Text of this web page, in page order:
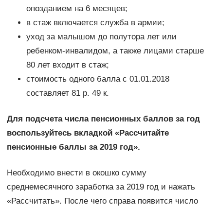
опозданием на 6 месяцев;
в стаж включается служба в армии;
уход за малышом до полутора лет или
ребенком-инвалидом, а также лицами старше
80 лет входит в стаж;
стоимость одного балла с 01.01.2018
составляет 81 р. 49 к.
Для подсчета числа пенсионных баллов за год
воспользуйтесь вкладкой «Рассчитайте
пенсионные баллы за 2019 год».
Необходимо внести в окошко сумму
среднемесячного заработка за 2019 год и нажать
«Рассчитать». После чего справа появится число